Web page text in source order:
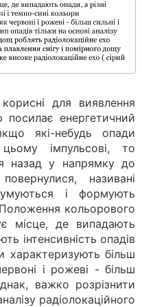
для виявлення
посилає енергетичний
які-небудь опади
імпульсові, то
назад у напрямку до
називані
і формують
кольорового
місце, де випадають
інтенсивність опадів
характеризують більш
і рожеві - більш
важко розрізнити
радіолокаційного